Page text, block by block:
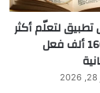
لتعلّم أكثر
من 160 ألف فعل